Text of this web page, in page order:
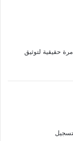
حقيقية لتوثيق